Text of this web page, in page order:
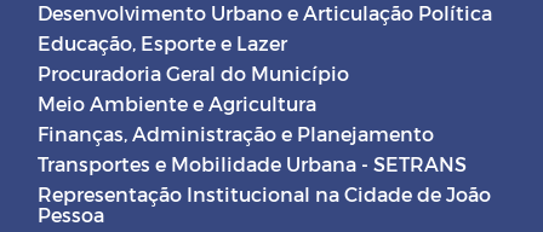
Desenvolvimento Urbano e Articulação Política
Educação, Esporte e Lazer
Procuradoria Geral do Município
Meio Ambiente e Agricultura
Finanças, Administração e Planejamento
Transportes e Mobilidade Urbana - SETRANS
Representação Institucional na Cidade de João
Pessoa